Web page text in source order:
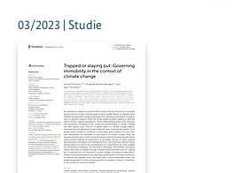
03/2023 | Studie